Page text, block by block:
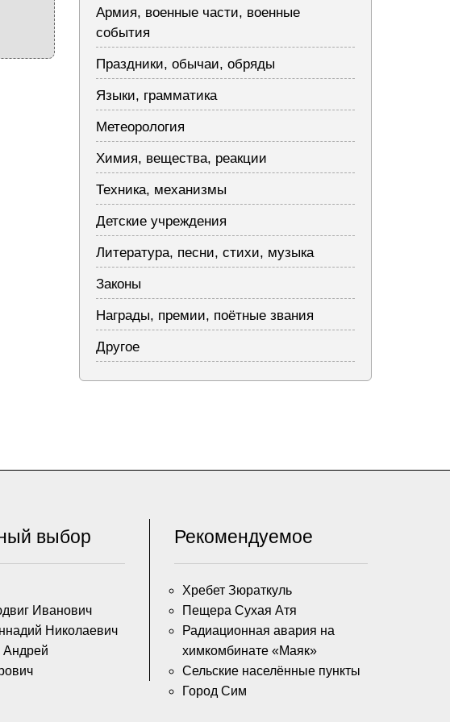
Армия, военные части, военные
события
Праздники, обычаи, обряды
Языки, грамматика
Метеорология
Химия, вещества, реакции
Техника, механизмы
Детские учреждения
Литература, песни, стихи, музыка
Законы
Награды, премии, поётные звания
Другое
выбор
Иванович
Николаевич
Андрей
Рекомендуемое
Хребет Зюраткуль
Пещера Сухая Атя
Радиационная авария на
химкомбинате «Маяк»
Сельские населённые пункты
Город Сим